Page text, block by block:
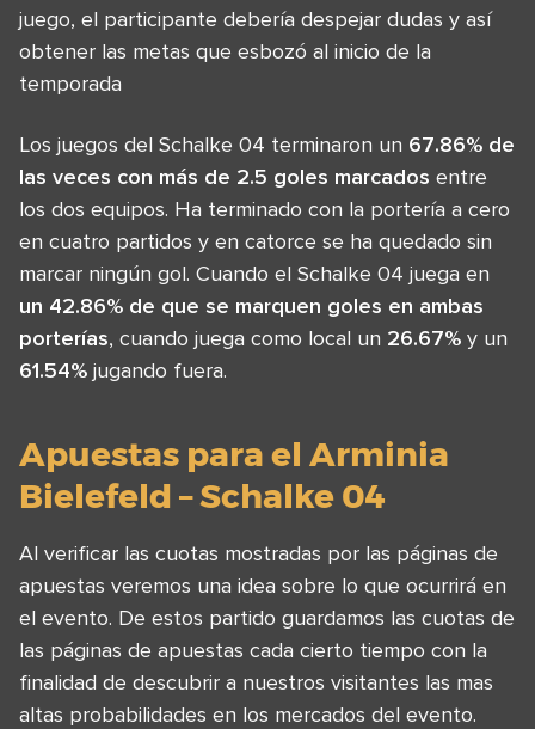
juego, el participante debería despejar dudas y así
obtener las metas que esbozó al inicio de la
temporada
Los juegos del Schalke 04 terminaron un 67.86% de
las veces con más de 2.5 goles marcados entre
los dos equipos. Ha terminado con la portería a cero
en cuatro partidos y en catorce se ha quedado sin
marcar ningún gol. Cuando el Schalke 04 juega en
un 42.86% de que se marquen goles en ambas
porterías, cuando juega como local un 26.67% y un
61.54% jugando fuera.
Apuestas para el Arminia
Bielefeld – Schalke 04
Al verificar las cuotas mostradas por las páginas de
apuestas veremos una idea sobre lo que ocurrirá en
el evento. De estos partido guardamos las cuotas de
las páginas de apuestas cada cierto tiempo con la
finalidad de descubrir a nuestros visitantes las mas
altas probabilidades en los mercados del evento.